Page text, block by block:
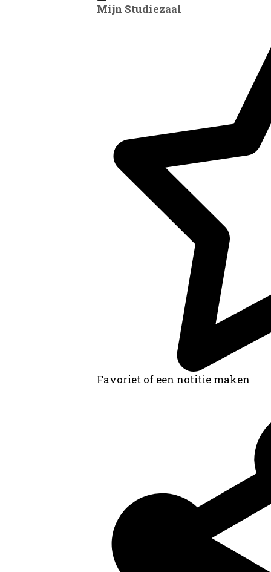
Mijn Studiezaal
Favoriet of een notitie maken